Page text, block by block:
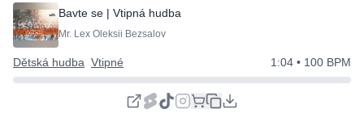
Bavte se | Vtipná hudba
Mr. Lex Oleksii Bezsalov
Dětská hudba Vtipné 1:04 • 100 BPM